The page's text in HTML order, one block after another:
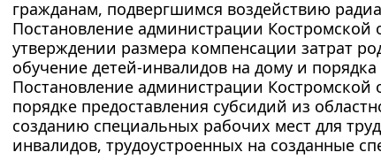
гражданам, подвергшимся воздействию
Постановление администрации Костромской
утверждении размера компенсации затрат
обучение детей-инвалидов на дому и
Постановление администрации Костромской
порядке предоставления субсидий из
созданию специальных рабочих мест для
инвалидов, трудоустроенных на созданные